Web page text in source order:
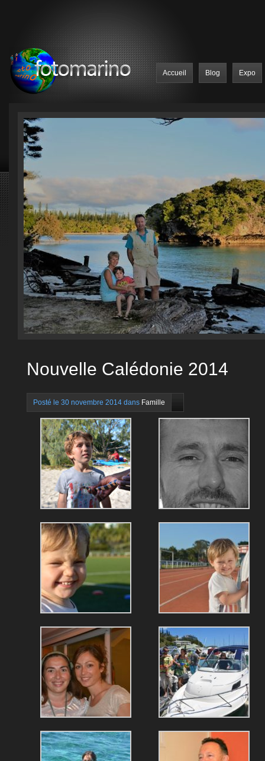
Accueil Blog Expo
Nouvelle Calédonie 2014
Posté le 30 novembre 2014 dans Famille